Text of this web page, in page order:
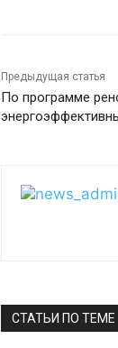
Предыдущая статья
По программе
СТАТЬИ ПО ТЕМЕ